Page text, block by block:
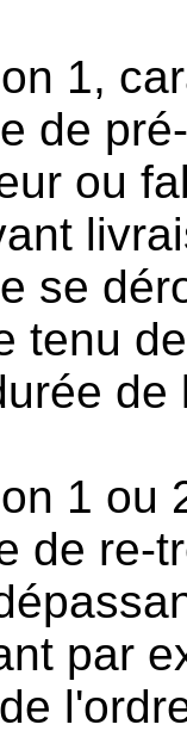
1,
de
ou
se
tenu
1 ou
de re-
par